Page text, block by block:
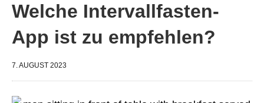
Welche Intervallfasten-
App ist zu empfehlen?
7. AUGUST 2023